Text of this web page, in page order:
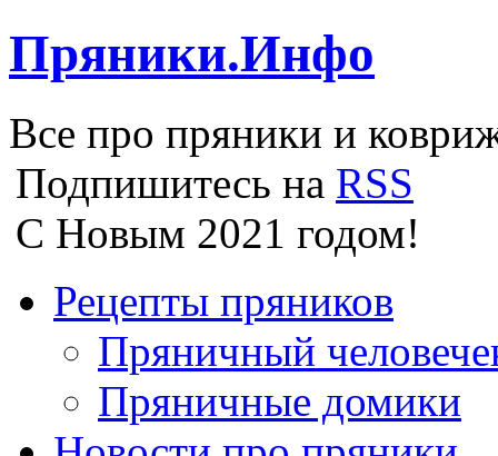
Пряники.Инфо
Все про пряники и
Подпишитесь на RSS
С Новым 2021 годом!
Рецепты пряников
Пряничный
Пряничные домики